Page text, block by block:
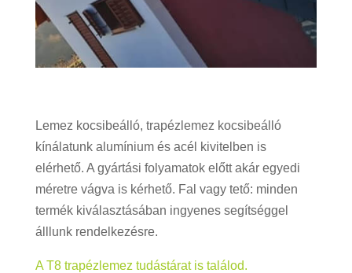
Lemez kocsibeálló, trapézlemez kocsibeálló
kínálatunk alumínium és acél kivitelben is
elérhető. A gyártási folyamatok előtt akár egyedi
méretre vágva is kérhető. Fal vagy tető: minden
termék kiválasztásában ingyenes segítséggel
álllunk rendelkezésre.
A T8 trapézlemez tudástárat is találod.